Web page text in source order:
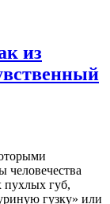
из
человечества
пухлых губ,
гузку» или